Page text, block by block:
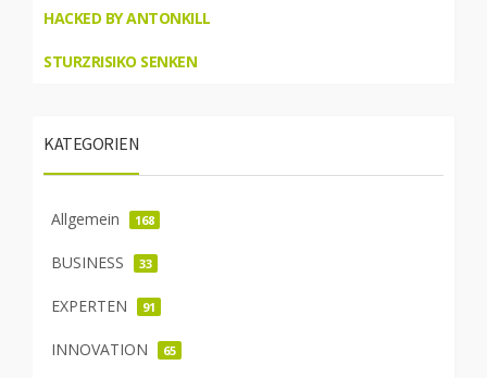
HACKED BY ANTONKILL
STURZRISIKO SENKEN
KATEGORIEN
Allgemein 168
BUSINESS 33
EXPERTEN 91
INNOVATION 65